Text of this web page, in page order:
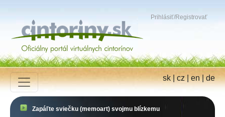
Prihlásiť/Registrovať
sk|cz|en|de
Zapáľte sviečku (memoart) svojmu blízkemu